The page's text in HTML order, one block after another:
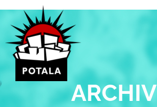
obsah
ARCHIV